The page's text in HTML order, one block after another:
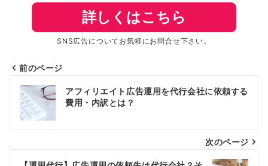
詳しくはこちら
SNS広告についてお気軽にお問合せ下さい。
投
稿
ナ
ビ
前のページ
アフィリエイト広告運用を代行会社に依頼する
費用・内訳とは？
次のページ